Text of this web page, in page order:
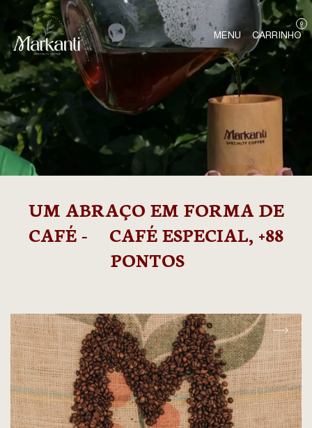
MENU CARRINHO
0
UM ABRAÇO EM FORMA DE
CAFÉ -
CAFÉ ESPECIAL, +88
PONTOS